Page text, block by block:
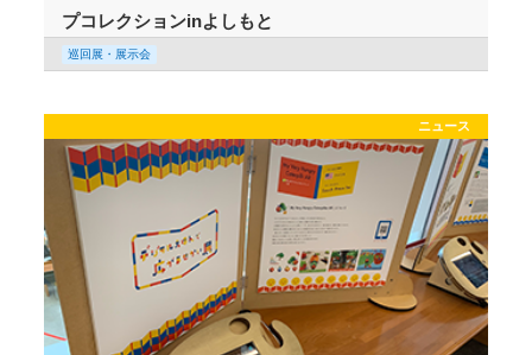
プコレクションinよしもと
巡回展・展示会
ニュース